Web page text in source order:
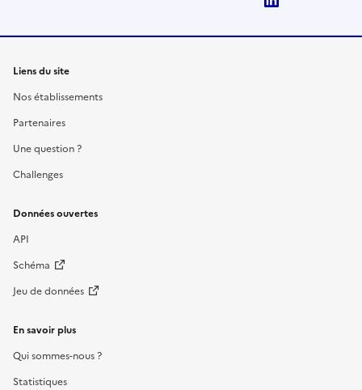
Liens du site
Nos établissements
Partenaires
Une question ?
Challenges
Données ouvertes
API
Schéma
Jeu de données
En savoir plus
Qui sommes-nous ?
Statistiques